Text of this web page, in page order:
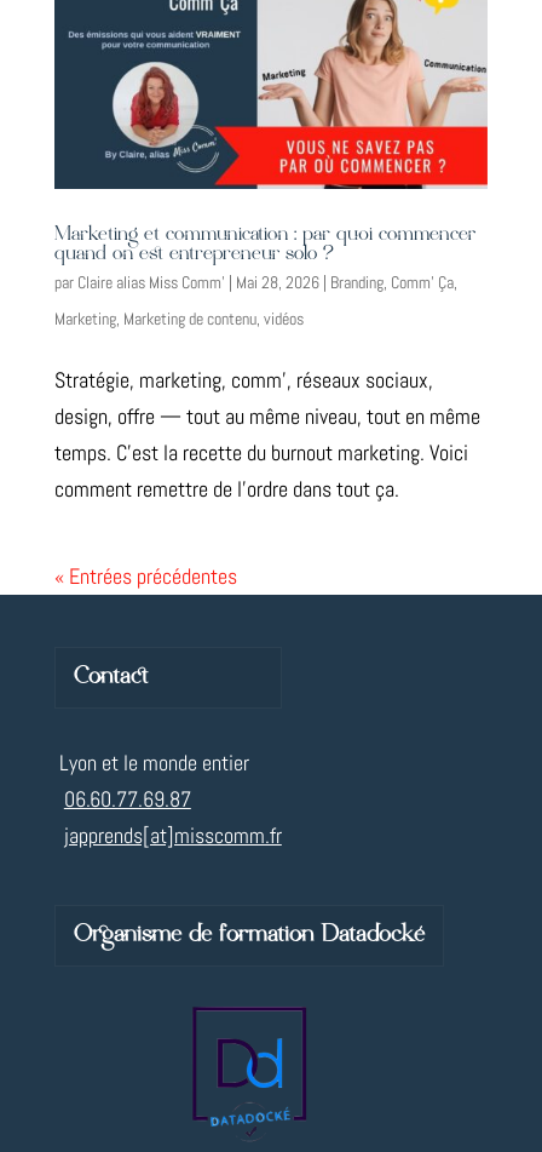
Marketing et communication : par quoi commencer
quand on est entrepreneur solo ?
par Claire alias Miss Comm' Mai 28, 2026| Branding, Comm' Ça,
Marketing, Marketing de contenu, vidéos
Stratégie, marketing, comm’, réseaux sociaux,
design, offre — tout au même niveau, tout en même
temps. C’est la recette du burnout marketing. Voici
comment remettre de l’ordre dans tout ça.
« Entrées précédentes
Contact
Lyon et le monde entier
06.60.77.69.87
japprends[at]misscomm.fr
Organisme de formation Datadocké